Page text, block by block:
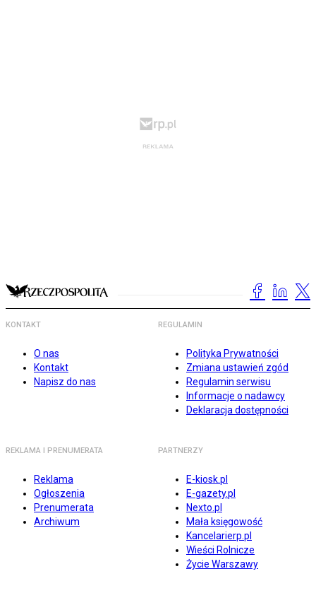
KONTAKT
O nas
Kontakt
Napisz do nas
REGULAMIN
Polityka Prywatności
Zmiana ustawień zgód
Regulamin serwisu
Informacje o nadawcy
Deklaracja dostępności
REKLAMA I PRENUMERATA
Reklama
Ogłoszenia
Prenumerata
Archiwum
PARTNERZY
E-kiosk.pl
E-gazety.pl
Nexto.pl
Mała księgowość
Kancelarierp.pl
Wieści Rolnicze
Życie Warszawy